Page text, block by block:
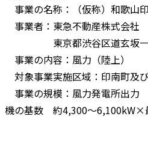
事業の名称：（仮称）和歌山
事業者：東急不動産株式会
東京都渋谷区道玄坂一
事業の内容：風力（陸上）
対象事業実施区域：印南町及
事業の規模：風力発電所出力
機の基数 約4,300～6,100kW×